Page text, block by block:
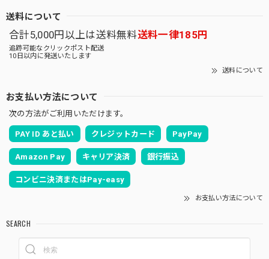
送料について
合計5,000円以上は送料無料送料一律185円
追跡可能なクリックポスト配送
10日以内に発送いたします
送料について
お支払い方法について
次の方法がご利用いただけます。
PAY ID あと払い クレジットカード PayPay
Amazon Pay キャリア決済 銀行振込
コンビニ決済またはPay-easy
お支払い方法について
SEARCH